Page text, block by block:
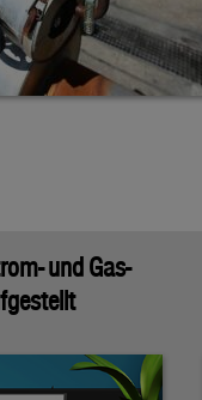
und Gas-